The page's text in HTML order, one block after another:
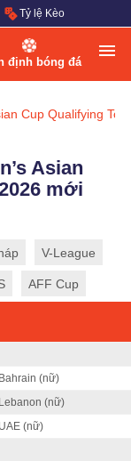
Tỷ lệ Kèo
định bóng đá
Cup Qualifying
Asian
mới
V-League
AFF Cup
Bahrain (nữ)
Lebanon (nữ)
UAE (nữ)